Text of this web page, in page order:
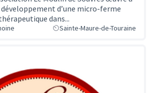
d’une micro-ferme
dans...
Sainte-Maure-de-Touraine